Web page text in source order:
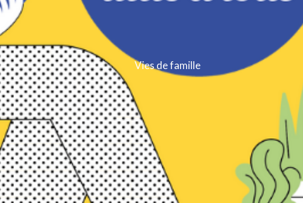
Vies de famille